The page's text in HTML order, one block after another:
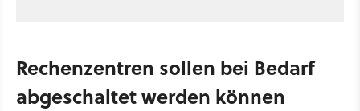
Rechenzentren sollen bei Bedarf
abgeschaltet werden können